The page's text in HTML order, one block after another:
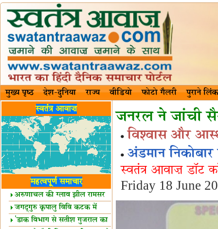
मुख्य पृष्ठ देश-दुनिया राज्य वीडियो फोटो गैलरी पुराने लिंक
स्वतंत्र आवाज़
महत्वपूर्ण समाचार
अरुणाचल की ग्लाव झील रामसर
स्थल घोषित
जगद्गुरु कृपालु विवि कटक में
शैक्षिक सत्र शुरू
'डाक विभाग से सतीश गुजराल का
जनरल ने जांची
विश्वास और
अंडमान
स्वतंत्र आवाज़ डॉट
Friday 18 June